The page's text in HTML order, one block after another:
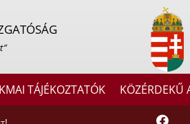
TÁJÉKOZTATÓK KÖZÉRDEKŰ